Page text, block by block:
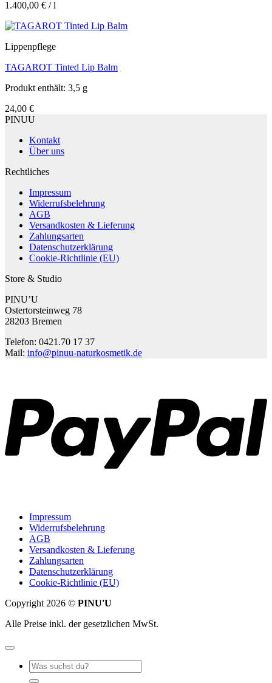
1.400,00 € /l
Lippenpflege
TAGAROT Tinted Lip Balm
Produkt enthält: 3,5 g
24,00 €
PINUU
Kontakt
Über uns
Rechtliches
Impressum
Widerrufsbelehrung
AGB
Versandkosten & Lieferung
Zahlungsarten
Datenschutzerklärung
Cookie-Richtlinie (EU)
Store & Studio
PINU’U
Ostertorsteinweg 78
28203 Bremen
Telefon: 0421.70 17 37
Mail: info@pinuu-naturkosmetik.de
Impressum
Widerrufsbelehrung
AGB
Versandkosten & Lieferung
Zahlungsarten
Datenschutzerklärung
Cookie-Richtlinie (EU)
Copyright 2026 © PINU'U
Alle Preise inkl. der gesetzlichen MwSt.
Suche
nach: